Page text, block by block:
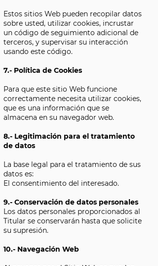
Estos sitios Web pueden recopilar datos
sobre usted, utilizar cookies, incrustar
un código de seguimiento adicional de
terceros, y supervisar su interacción
usando este código.
7.- Política de Cookies
Para que este sitio Web funcione
correctamente necesita utilizar cookies,
que es una información que se
almacena en su navegador web.
8.- Legitimación para el tratamiento
de datos
La base legal para el tratamiento de sus
datos es:
El consentimiento del interesado.
9.- Conservación de datos personales
Los datos personales proporcionados al
Titular se conservarán hasta que solicite
su supresión.
10.- Navegación Web